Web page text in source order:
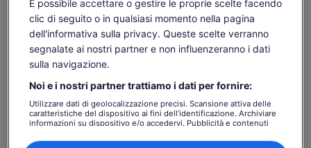
Visita Banff Avenue o Bow Falls all'ultima fermata
In inverno, i ramponi saranno forniti e utilizzati a
propria responsabilità
Guida turistica locale come autista
Assicurazione di viaggio
Suggerimenti per la guida suggeriti ($ 12 in contanti
a persona)
È possibile accettare o gestire le proprie scelte facendo
clic di seguito o in qualsiasi momento nella pagina
dell'informativa sulla privacy. Queste scelte verranno
segnalate ai nostri partner e non influenzeranno i dati
sulla navigazione.
Noi e i nostri partner trattiamo i dati per fornire:
Utilizzare dati di geolocalizzazione precisi. Scansione attiva delle
caratteristiche del dispositivo ai fini dell’identificazione. Archiviare
informazioni su dispositivo e/o accedervi. Pubblicità e contenuti
annunci, ricerche sul pubblico, sviluppo di servizi.